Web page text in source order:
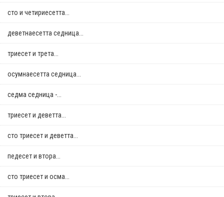
сто и четириесетта...
деветнаесетта седница...
триесет и трета...
осумнaесетта седница...
седма седница -...
триесет и деветта...
сто триесет и деветта...
педесет и втора...
сто триесет и осма...